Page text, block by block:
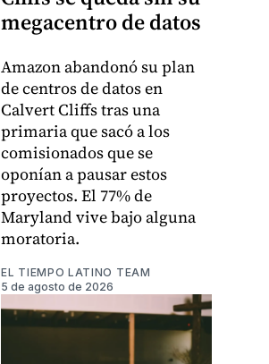
megacentro de datos
Amazon abandonó su plan
de centros de datos en
Calvert Cliffs tras una
primaria que sacó a los
comisionados que se
oponían a pausar estos
proyectos. El 77% de
Maryland vive bajo alguna
moratoria.
EL TIEMPO LATINO TEAM
5 de agosto de 2026